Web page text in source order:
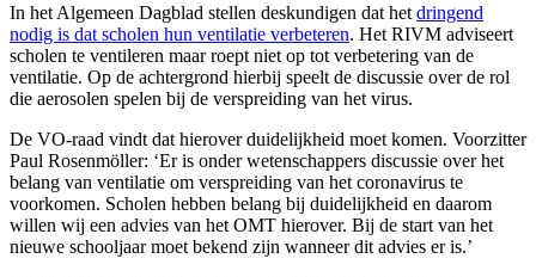
In het Algemeen Dagblad stellen deskundigen dat het dringend
nodig is dat scholen hun ventilatie verbeteren. Het RIVM adviseert
scholen te ventileren maar roept niet op tot verbetering van de
ventilatie. Op de achtergrond hierbij speelt de discussie over de rol
die aerosolen spelen bij de verspreiding van het virus.
De VO-raad vindt dat hierover duidelijkheid moet komen. Voorzitter
Paul Rosenmöller: ‘Er is onder wetenschappers discussie over het
belang van ventilatie om verspreiding van het coronavirus te
voorkomen. Scholen hebben belang bij duidelijkheid en daarom
willen wij een advies van het OMT hierover. Bij de start van het
nieuwe schooljaar moet bekend zijn wanneer dit advies er is.’